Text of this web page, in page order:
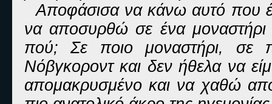
Αποφάσισα να κάνω αυτό που
να αποσυρθώ σε ένα
πού; Σε ποιο μοναστήρι, σε
Νόβγκοροντ και δεν ήθελα να
απομακρυσμένο και να χαθώ